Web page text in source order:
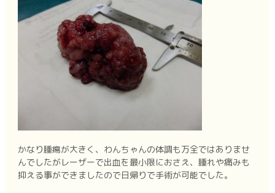
かなり腫瘍が大きく、わんちゃんの体調も万全ではありませ
んでしたがレーザーで出血を最小限におさえ、腫れや痛みも
抑える事ができましたので日帰りで手術が可能でした。